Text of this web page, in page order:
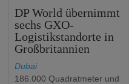
DP World übernimmt
sechs GXO-
Logistikstandorte in
Großbritannien
Dubai
186.000 Quadratmeter und